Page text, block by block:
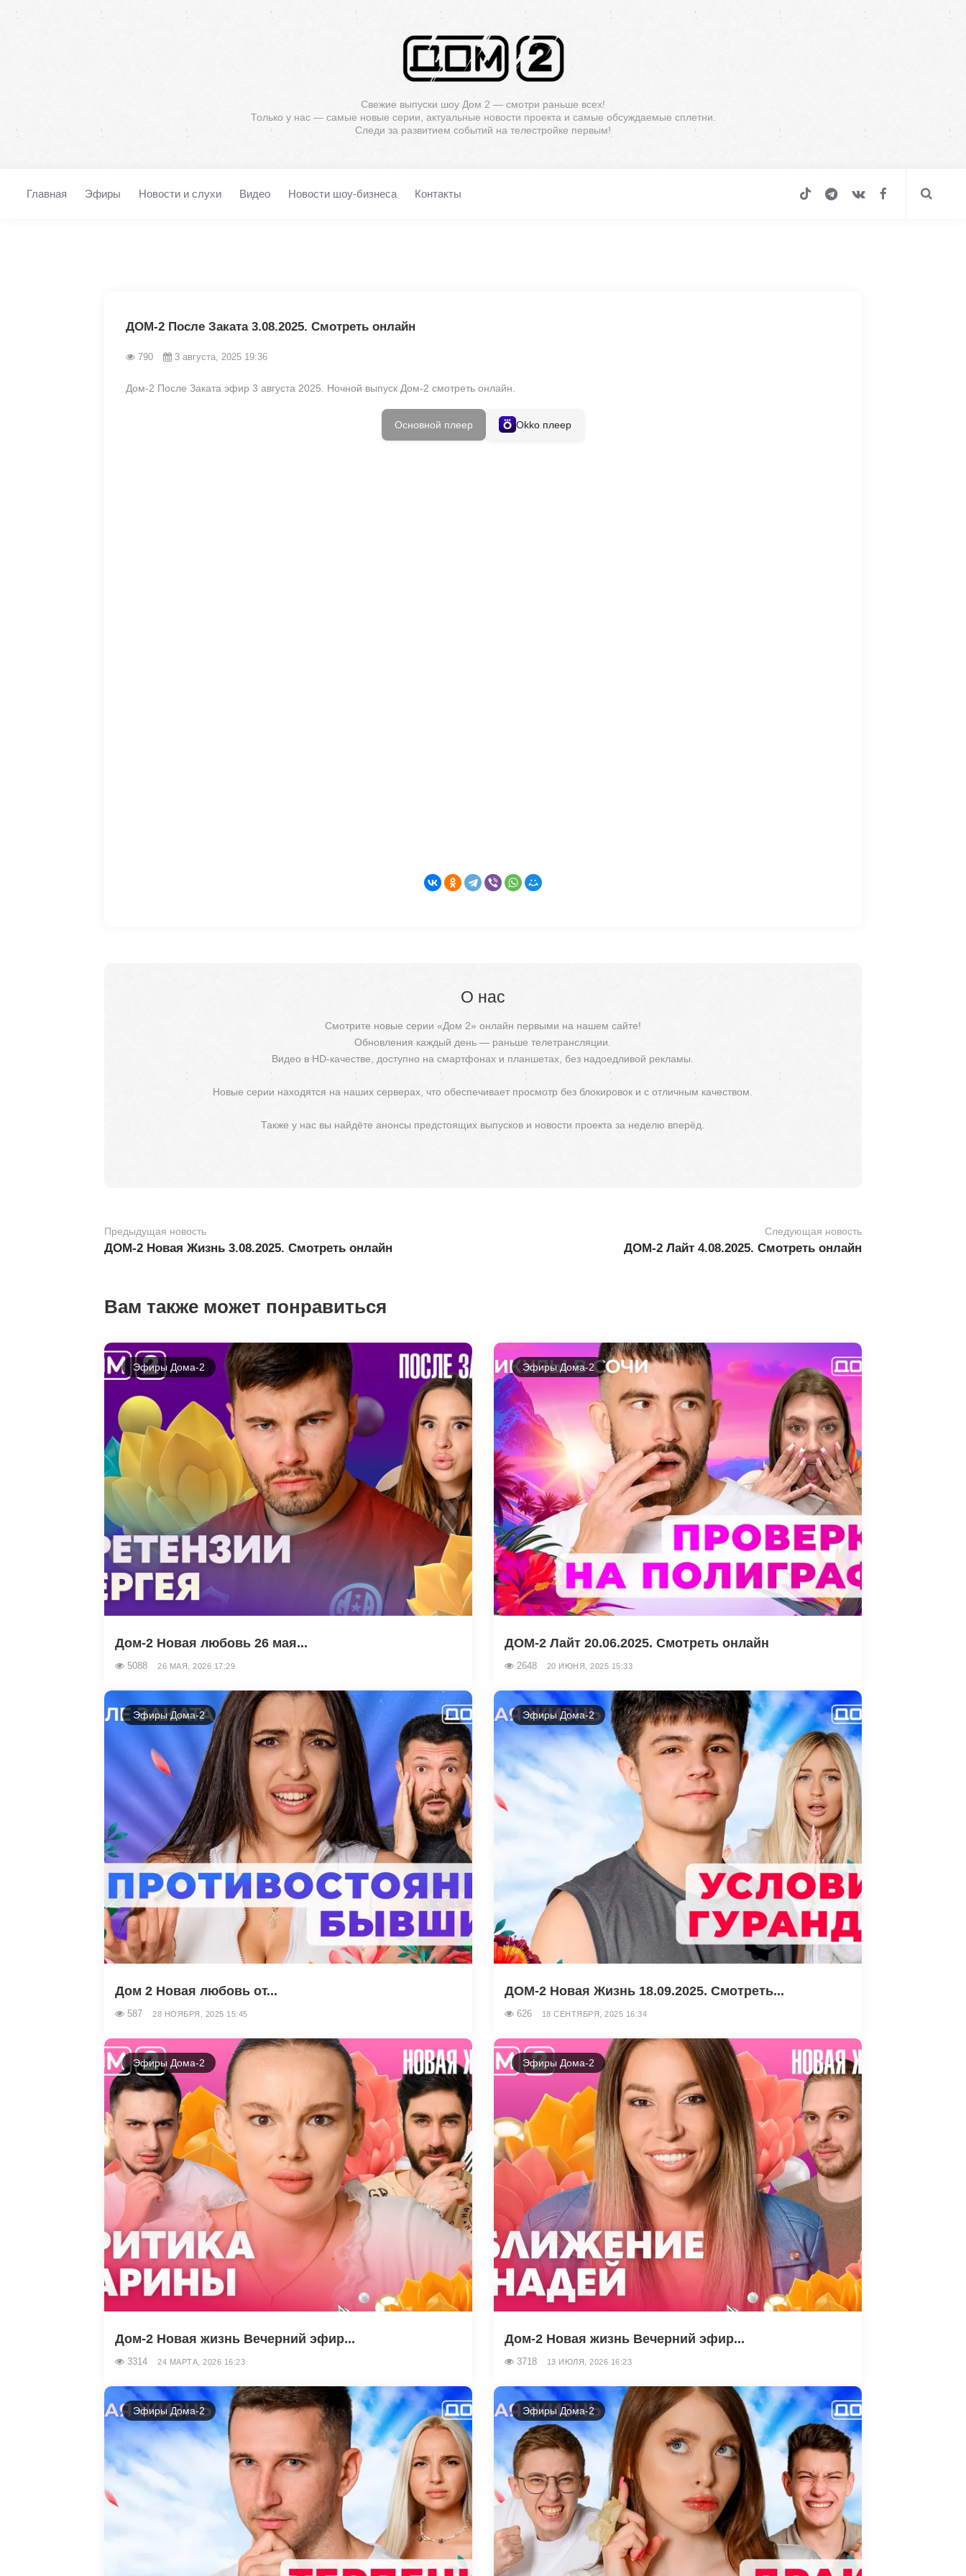
Свежие выпуски шоу Дом 2 — смотри раньше всех!
Только у нас — самые новые серии, актуальные новости проекта и самые обсуждаемые сплетни.
Следи за развитием событий на телестройке первым!
Главная Эфиры Новости и слухи Видео Новости шоу-бизнеса Контакты
ДОМ-2 После Заката 3.08.2025. Смотреть онлайн
790 3 августа, 2025 19:36
Дом-2 После Заката эфир 3 августа 2025. Ночной выпуск Дом-2 смотреть онлайн.
Основной плеер Okko плеер
О нас
Смотрите новые серии «Дом 2» онлайн первыми на нашем сайте!
Обновления каждый день — раньше телетрансляции.
Видео в HD-качестве, доступно на смартфонах и планшетах, без надоедливой рекламы.
Новые серии находятся на наших серверах, что обеспечивает просмотр без блокировок и с отличным качеством.
Также у нас вы найдёте анонсы предстоящих выпусков и новости проекта за неделю вперёд.
Предыдущая новость
ДОМ-2 Новая Жизнь 3.08.2025. Смотреть онлайн
Следующая новость
ДОМ-2 Лайт 4.08.2025. Смотреть онлайн
Вам также может понравиться
Эфиры Дома-2
Дом-2 Новая любовь 26 мая...
5088 26 МАЯ, 2026 17:29
Эфиры Дома-2
ДОМ-2 Лайт 20.06.2025. Смотреть онлайн
2648 20 ИЮНЯ, 2025 15:33
Эфиры Дома-2
Дом 2 Новая любовь от...
587 28 НОЯБРЯ, 2025 15:45
Эфиры Дома-2
ДОМ-2 Новая Жизнь 18.09.2025. Смотреть...
626 18 СЕНТЯБРЯ, 2025 16:34
Эфиры Дома-2
Дом-2 Новая жизнь Вечерний эфир...
3314 24 МАРТА, 2026 16:23
Эфиры Дома-2
Дом-2 Новая жизнь Вечерний эфир...
3718 13 ИЮЛЯ, 2026 16:23
Эфиры Дома-2 Эфиры Дома-2